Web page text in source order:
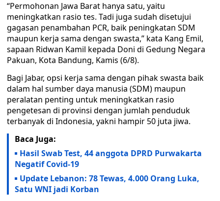
“Permohonan Jawa Barat hanya satu, yaitu
meningkatkan rasio tes. Tadi juga sudah disetujui
gagasan penambahan PCR, baik peningkatan SDM
maupun kerja sama dengan swasta,” kata Kang Emil,
sapaan Ridwan Kamil kepada Doni di Gedung Negara
Pakuan, Kota Bandung, Kamis (6/8).
Bagi Jabar, opsi kerja sama dengan pihak swasta baik
dalam hal sumber daya manusia (SDM) maupun
peralatan penting untuk meningkatkan rasio
pengetesan di provinsi dengan jumlah penduduk
terbanyak di Indonesia, yakni hampir 50 juta jiwa.
Baca Juga:
Hasil Swab Test, 44 anggota DPRD Purwakarta
Negatif Covid-19
Update Lebanon: 78 Tewas, 4.000 Orang Luka,
Satu WNI jadi Korban